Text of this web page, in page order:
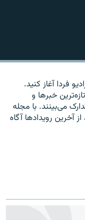
فردا آغاز کنيد.
خبرها و
می‌بينند. با مجله
آخرين رويدادها آگاه